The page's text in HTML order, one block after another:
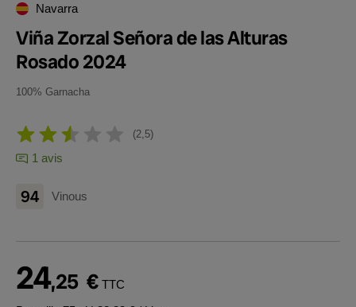
Navarra
Viña Zorzal Señora de las Alturas
Rosado 2024
100% Garnacha
2,5
1 avis
94 Vinous
24,25 € TTC